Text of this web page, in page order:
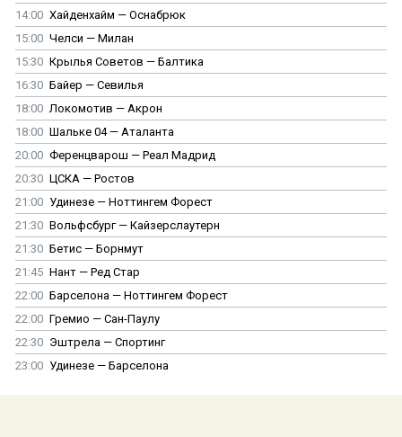
14:00 Хайденхайм — Оснабрюк
15:00 Челси — Милан
15:30 Крылья Советов — Балтика
16:30 Байер — Севилья
18:00 Локомотив — Акрон
18:00 Шальке 04 — Аталанта
20:00 Ференцварош — Реал Мадрид
20:30 ЦСКА — Ростов
21:00 Удинезе — Ноттингем Форест
21:30 Вольфсбург — Кайзерслаутерн
21:30 Бетис — Борнмут
21:45 Нант — Ред Стар
22:00 Барселона — Ноттингем Форест
22:00 Гремио — Сан-Паулу
22:30 Эштрела — Спортинг
23:00 Удинезе — Барселона